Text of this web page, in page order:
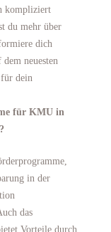
kompliziert
du mehr über
dich
neuesten
für dein
für KMU in
in der
das
Vorteile durch